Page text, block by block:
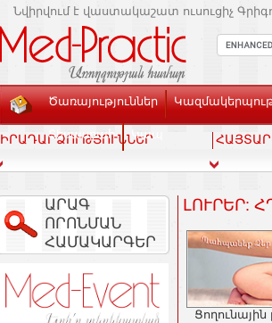
Նվիրվում է վաստակաշատ ուսուցիչ
Ծառայություններ
Տեսասրահ Կապ
ԻՐԱԴԱՐՁՈՒԹՅՈՒՆՆԵՐ
ԱՐԱԳ
ՈՐՈՆՄԱՆ
ՀԱՄԱԿԱՐԳԵՐ
ԼՈՒՐԵՐ:
Ցողունային